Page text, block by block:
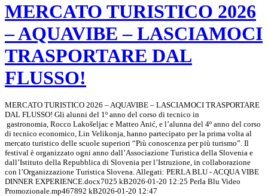
MERCATO TURISTICO 2026
– AQUAVIBE – LASCIAMOCI
TRASPORTARE DAL
FLUSSO!
MERCATO TURISTICO 2026 – AQUAVIBE – LASCIAMOCI TRASPORTARE
DAL FLUSSO! Gli alunni del 1º anno del corso di tecnico in
gastronomia, Rocco Lakošeljac e Matteo Anić, e l’alunna del 4º anno del corso
di tecnico economico, Lin Velikonja, hanno partecipato per la prima volta al
mercato turistico delle scuole superiori “Più conoscenza per più turismo”. Il
festival è organizzato ogni anno dall’Associazione Turistica della Slovenia e
dall’Istituto della Repubblica di Slovenia per l’Istruzione, in collaborazione
con l’Organizzazione Turistica Slovena. Allegati: PERLA BLU - ACQUA VIBE
DINNER EXPERIENCE.docx7025 kB2026-01-20 12:25 Perla Blu Video
Promozionale.mp467892 kB2026-01-20 12:47